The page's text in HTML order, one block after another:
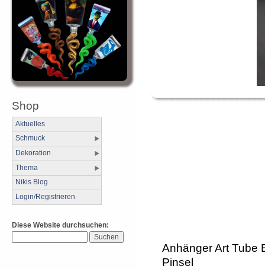
Shop
Aktuelles
Schmuck
Dekoration
Thema
Nikis Blog
Login/Registrieren
Diese Website durchsuchen:
Anhänger Art Tube
Pinsel